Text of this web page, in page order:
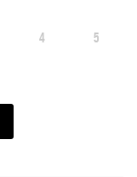
4 5